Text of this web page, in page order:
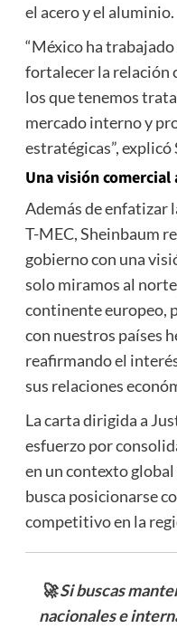
el acero y el aluminio.
“México ha
fortalecer la relación
los que tenemos
mercado interno y
estratégicas”, explicó
Una visión comercial
Además de enfatizar
T-MEC, Sheinbaum
gobierno con una
solo miramos al
continente europeo,
con nuestros países
reafirmando el
sus relaciones
La carta dirigida a
esfuerzo por
en un contexto
busca posicionarse
competitivo en la
🚀 Si buscas
nacionales e